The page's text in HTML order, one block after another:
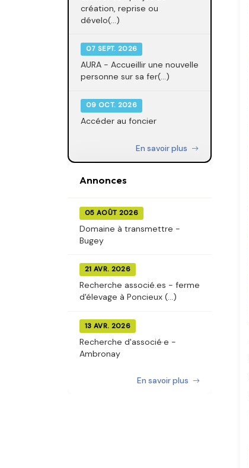
création, reprise ou
dévelo(...)
07 SEPT. 2026
AURA - Accueillir une nouvelle
personne sur sa fer(...)
09 OCT. 2026
Accéder au foncier
En savoir plus
Annonces
05 AOÛT 2026
Domaine à transmettre -
Bugey
21 AVR. 2026
Recherche associé.es - ferme
d'élevage à Poncieux (...)
13 AVR. 2026
Recherche d'associé·e -
Ambronay
En savoir plus